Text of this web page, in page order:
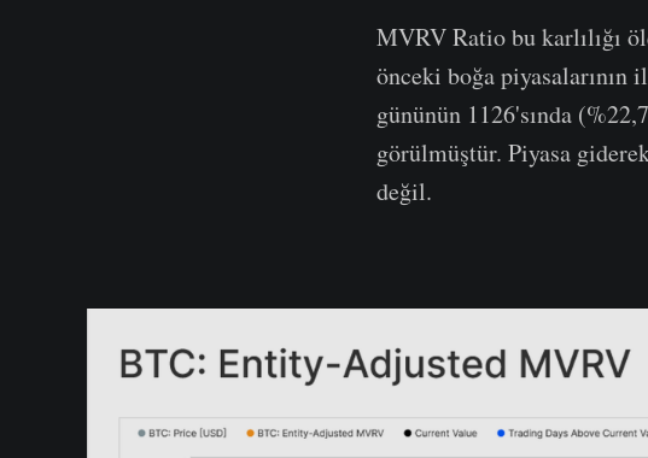
MVRV Ratio bu karlılığı
önceki boğa
gününün 1126'sında
görülmüştür. Piyasa
değil.